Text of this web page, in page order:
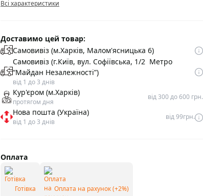
Всі характеристики
Доставимо цей товар:
Самовивіз (м.Харків, Малом'ясницька 6)
Самовивіз (г.Київ, вул. Софіївська, 1/2 Метро
“Майдан Незалежності”)
від 1 до 3 днів
Кур'єром (м.Харків)
протягом дня
від 300 до 600 грн.
Нова пошта (Україна)
від 1 до 3 днів
від 99грн.
Оплата
Готівка Оплата на рахунок (+2%)